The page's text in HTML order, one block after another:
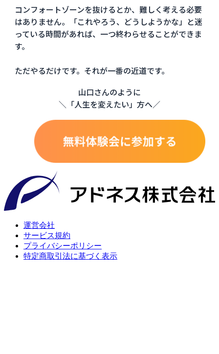
コンフォートゾーンを抜けるとか、難しく考える必要
はありません。「これやろう、どうしようかな」と迷
っている時間があれば、一つ終わらせることができま
す。
ただやるだけです。それが一番の近道です。
山口さんのように
＼「人生を変えたい」方へ／
運営会社
サービス規約
プライバシーポリシー
特定商取引法に基づく表示